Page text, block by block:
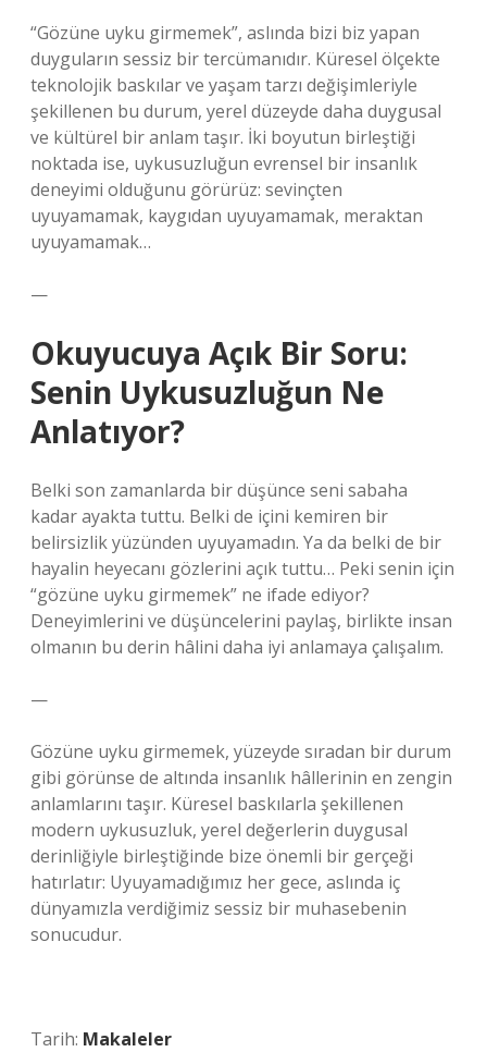
“Gözüne uyku girmemek”, aslında bizi biz yapan
duyguların sessiz bir tercümanıdır. Küresel ölçekte
teknolojik baskılar ve yaşam tarzı değişimleriyle
şekillenen bu durum, yerel düzeyde daha duygusal
ve kültürel bir anlam taşır. İki boyutun birleştiği
noktada ise, uykusuzluğun evrensel bir insanlık
deneyimi olduğunu görürüz: sevinçten
uyuyamamak, kaygıdan uyuyamamak, meraktan
uyuyamamak…
—
Okuyucuya Açık Bir Soru:
Senin Uykusuzluğun Ne
Anlatıyor?
Belki son zamanlarda bir düşünce seni sabaha
kadar ayakta tuttu. Belki de içini kemiren bir
belirsizlik yüzünden uyuyamadın. Ya da belki de bir
hayalin heyecanı gözlerini açık tuttu… Peki senin için
“gözüne uyku girmemek” ne ifade ediyor?
Deneyimlerini ve düşüncelerini paylaş, birlikte insan
olmanın bu derin hâlini daha iyi anlamaya çalışalım.
—
Gözüne uyku girmemek, yüzeyde sıradan bir durum
gibi görünse de altında insanlık hâllerinin en zengin
anlamlarını taşır. Küresel baskılarla şekillenen
modern uykusuzluk, yerel değerlerin duygusal
derinliğiyle birleştiğinde bize önemli bir gerçeği
hatırlatır: Uyuyamadığımız her gece, aslında iç
dünyamızla verdiğimiz sessiz bir muhasebenin
sonucudur.
Tarih: Makaleler